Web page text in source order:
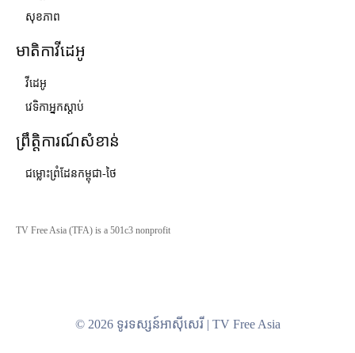
សុខភាព
មាតិកាវីដេអូ
វីដេអូ
វេទិកាអ្នកស្ដាប់
ព្រឹត្តិការណ៍សំខាន់
ជម្លោះព្រំដែនកម្ពុជា-ថៃ
TV Free Asia (TFA) is a 501c3 nonprofit
© 2026 ទូរទស្សន៍អាស៊ីសេរី | TV Free Asia